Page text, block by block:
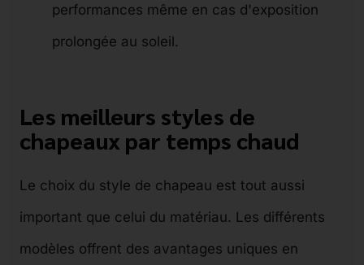
performances même en cas d'exposition
prolongée au soleil.
Les meilleurs styles de
chapeaux par temps chaud
Le choix du style de chapeau est tout aussi
important que celui du matériau. Les différents
modèles offrent des avantages uniques en